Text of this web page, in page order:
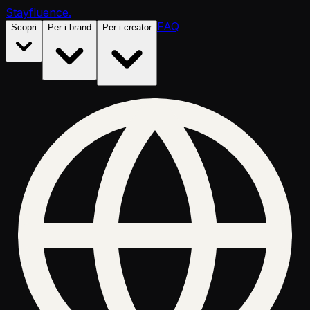
Stayfluence.
Scopri Per i brand Per i creator FAQ